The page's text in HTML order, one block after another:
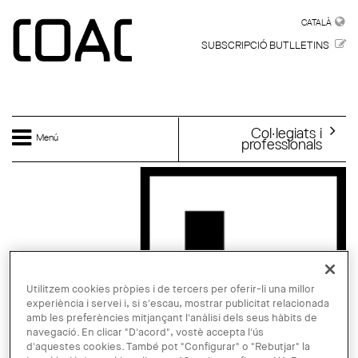
CATALÀ
SUBSCRIPCIÓ BUTLLETINS
Menú Col·legiats i
professionals
Utilitzem cookies pròpies i de tercers per oferir-li una millor
experiència i servei i, si s'escau, mostrar publicitat relacionada
amb les preferències mitjançant l'anàlisi dels seus hàbits de
navegació. En clicar "D'acord", vostè accepta l'ús
d'aquestes cookies. També pot "Configurar" o "Rebutjar" la